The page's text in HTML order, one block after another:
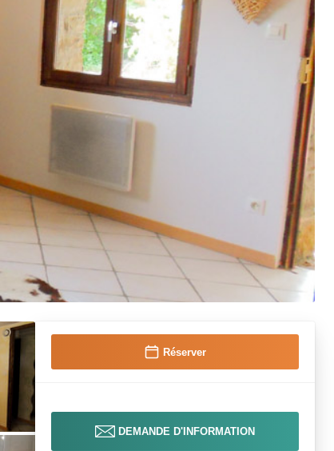
Réserver
DEMANDE D'INFORMATION